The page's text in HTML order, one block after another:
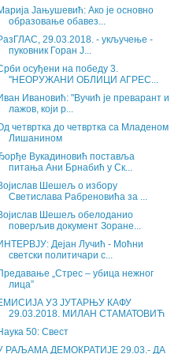
Јањушевић: Ако је основно
образовање обавез...
29.03.2018. - укључење -
пуковник Горан Ј...
осуђени на победу 3.
''НЕОРУЖАНИ ОБЛИЦИ АГРЕС...
Ивановић: "Вучић је преварант и
лажов, који р...
четвртка до четвртка са Младеном
Лишанином
Вукадиновић поставља
питања Ани Брнабић у Ск...
Шешељ о избору
Светислава Рабреновића за ...
Шешељ обелоданио
поверљив документ Зоране...
Дејан Лучић - Моћни
светски политичари с...
„Стрес – убица нежног
лица”
УЗ ЈУТАРЊУ КАФУ
29.03.2018. МИЛАН СТАМАТОВИЋ
50: Свест
РАЉАМА ДЕМОКРАТИЈЕ 29.03.- ДА